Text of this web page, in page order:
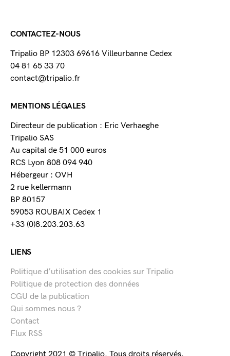
CONTACTEZ-NOUS
Tripalio BP 12303 69616 Villeurbanne Cedex
04 81 65 33 70
contact@tripalio.fr
MENTIONS LÉGALES
Directeur de publication : Eric Verhaeghe
Tripalio SAS
Au capital de 51 000 euros
RCS Lyon 808 094 940
Hébergeur : OVH
2 rue kellermann
BP 80157
59053 ROUBAIX Cedex 1
+33 (0)8.203.203.63
LIENS
Politique d’utilisation des cookies sur Tripalio
Politique de protection des données
CGU de la publication
Qui sommes nous ?
Contact
Flux RSS